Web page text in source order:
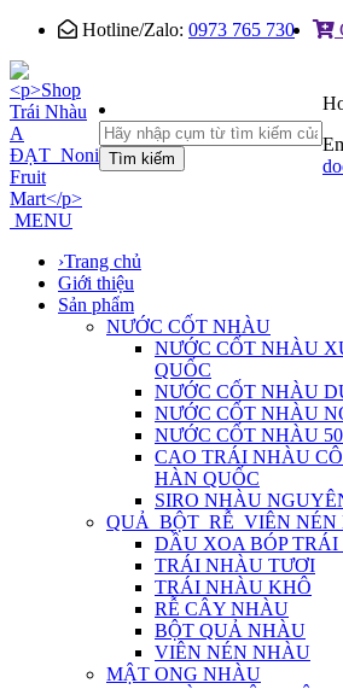
Hotline/Zalo: 0973 765 730
Tìm kiếm
MENU
›Trang chủ
Giới thiệu
Sản phẩm
NƯỚC CỐT NHÀU
NƯỚC CỐT NHÀU
QUỐC
NƯỚC CỐT NHÀU
NƯỚC CỐT NHÀU
NƯỚC CỐT NHÀU
CAO TRÁI NHÀU
HÀN QUỐC
SIRO NHÀU
QUẢ_BỘT_RỄ_VIÊN
DẦU XOA BÓP
TRÁI NHÀU TƯƠI
TRÁI NHÀU KHÔ
RỄ CÂY NHÀU
BỘT QUẢ NHÀU
VIÊN NÉN NHÀU
MẬT ONG NHÀU